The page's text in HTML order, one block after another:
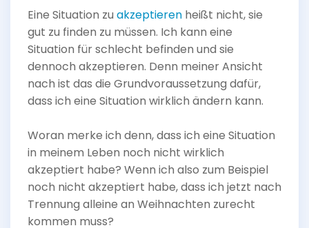
Eine Situation zu akzeptieren heißt nicht, sie
gut zu finden zu müssen. Ich kann eine
Situation für schlecht befinden und sie
dennoch akzeptieren. Denn meiner Ansicht
nach ist das die Grundvoraussetzung dafür,
dass ich eine Situation wirklich ändern kann.
Woran merke ich denn, dass ich eine Situation
in meinem Leben noch nicht wirklich
akzeptiert habe? Wenn ich also zum Beispiel
noch nicht akzeptiert habe, dass ich jetzt nach
Trennung alleine an Weihnachten zurecht
kommen muss?